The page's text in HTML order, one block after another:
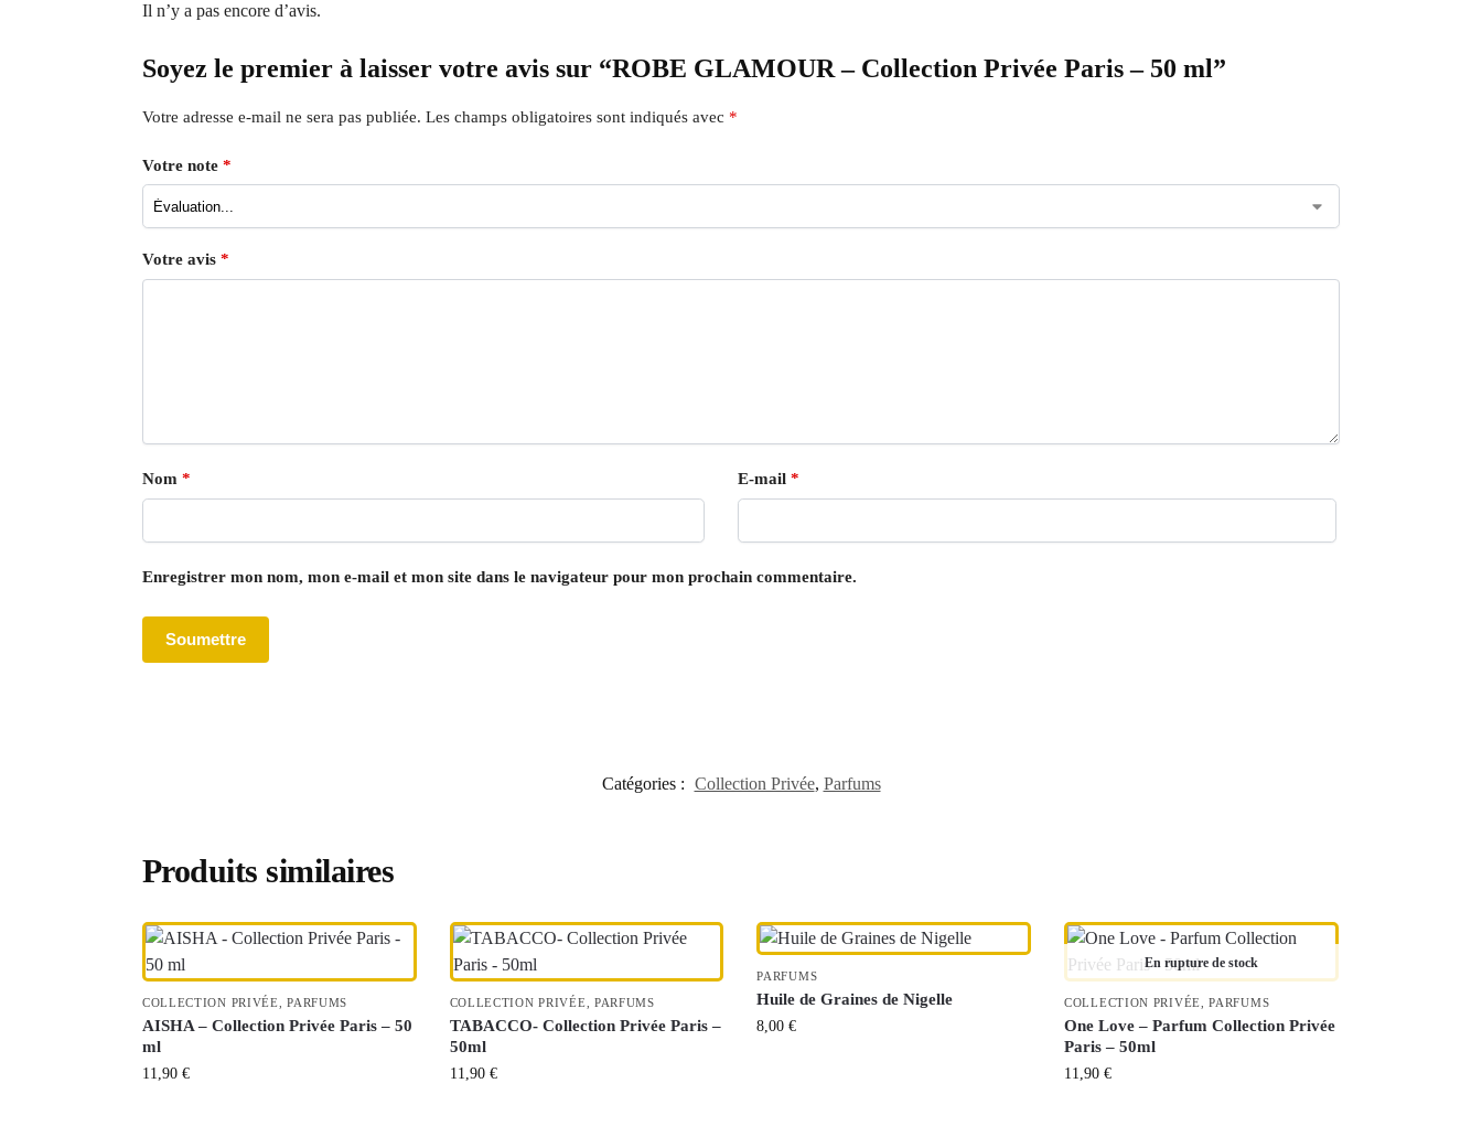
Il n’y a pas encore d’avis.
Soyez le premier à laisser votre avis sur “ROBE GLAMOUR – Collection Privée Paris – 50 ml”
Votre adresse e-mail ne sera pas publiée. Les champs obligatoires sont indiqués avec *
Votre note *
Votre avis *
Nom * E-mail *
Enregistrer mon nom, mon e-mail et mon site dans le navigateur pour mon prochain commentaire.
Catégories : Collection Privée, Parfums
Produits similaires
COLLECTION PRIVÉE ,PARFUMS
AISHA – Collection Privée Paris – 50
ml
11,90 €
COLLECTION PRIVÉE PARFUMS
TABACCO- Collection Privée Paris –
50ml
11,90 €
PARFUMS
Huile de Graines de Nigelle
8,00€
En rupture de stock
COLLECTION PRIVÉE ,PARFUMS
One Love – Parfum Collection Privée
Paris – 50ml
11,90€